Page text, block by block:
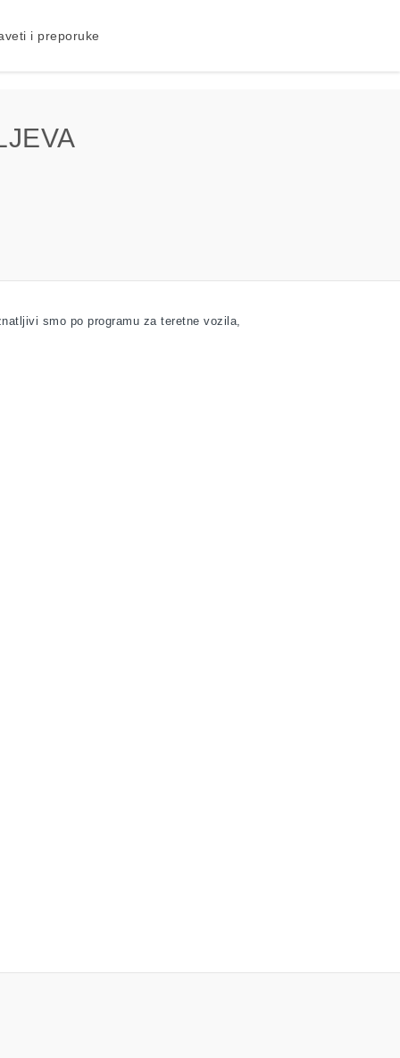
i preporuke
smo po programu za teretne vozila,